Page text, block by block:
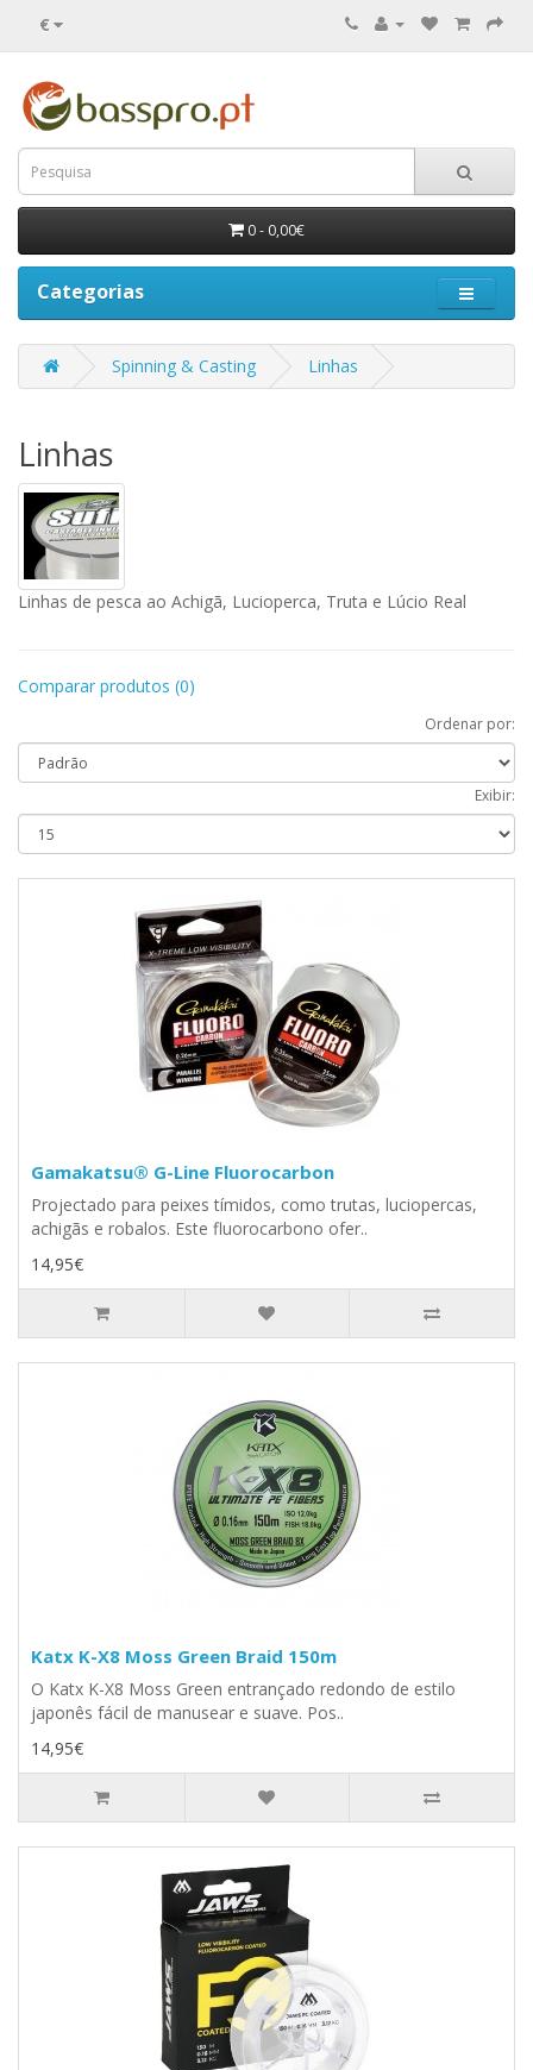
€
0 - 0,00€
Categorias
Spinning & Casting Linhas
Linhas
Linhas de pesca ao Achigã, Lucioperca, Truta e Lúcio Real
Comparar produtos (0)
Ordenar por:
Exibir:
Gamakatsu® G-Line Fluorocarbon
Projectado para peixes tímidos, como trutas, luciopercas,
achigãs e robalos. Este fluorocarbono ofer..
14,95€
Katx K-X8 Moss Green Braid 150m
O Katx K-X8 Moss Green entrançado redondo de estilo
japonês fácil de manusear e suave. Pos..
14,95€